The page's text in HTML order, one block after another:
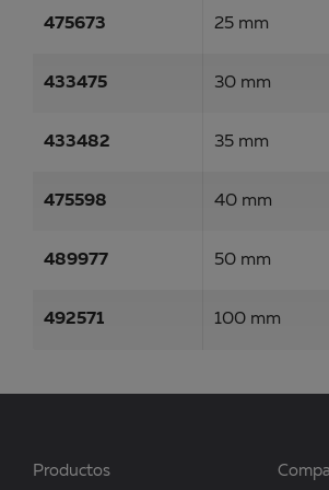
475673 25 mm
433475 30 mm
433482 35 mm
475598 40 mm
489977 50 mm
492571 100 mm
Productos